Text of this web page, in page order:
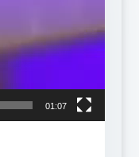
01:07